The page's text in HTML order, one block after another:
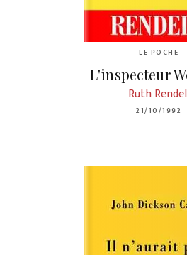
LE POCHE
L'inspecteur
Ruth
21/10/1992